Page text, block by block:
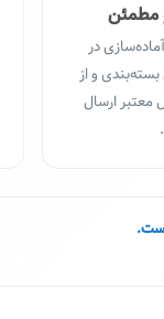
مطمئن
در
و از
ارسال